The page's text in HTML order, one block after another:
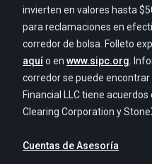
invierten en valores hasta
para reclamaciones en
corredor de bolsa. Folleto
aquío en www.sipc.org.
corredor se puede encontrar
Financial LLC tiene
Clearing Corporation y
Cuentas de Asesoría